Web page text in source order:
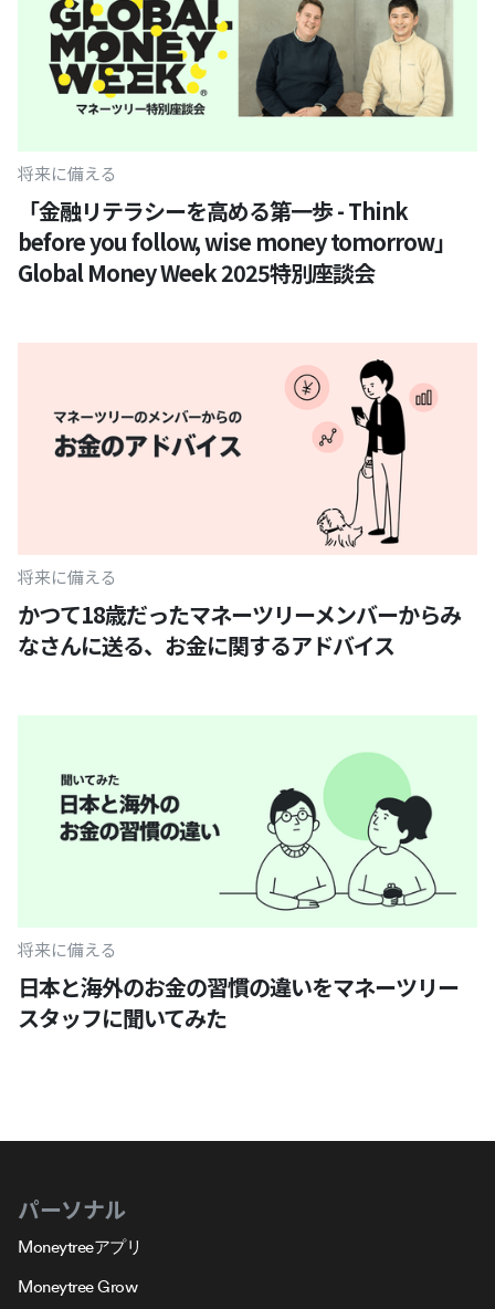
将来に備える
「金融リテラシーを高める第一歩 - Think
before you follow, wise money tomorrow」
Global Money Week 2025特別座談会
将来に備える
かつて18歳だったマネーツリーメンバーからみ
なさんに送る、お金に関するアドバイス
将来に備える
日本と海外のお金の習慣の違いをマネーツリー
スタッフに聞いてみた
パーソナル
Moneytreeアプリ
Moneytree Grow